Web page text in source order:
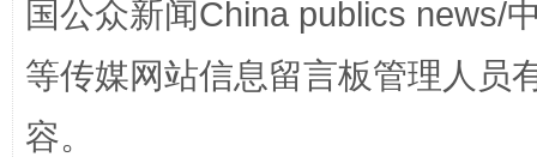
国公众新闻China publics news/
等传媒网站信息留言板管理人员
容。